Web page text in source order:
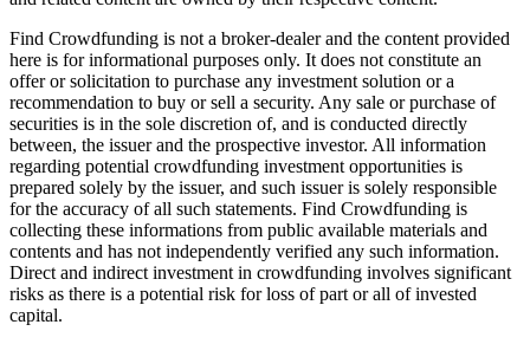
Find Crowdfunding is not a broker-dealer and the content provided
here is for informational purposes only. It does not constitute an
offer or solicitation to purchase any investment solution or a
recommendation to buy or sell a security. Any sale or purchase of
securities is in the sole discretion of, and is conducted directly
between, the issuer and the prospective investor. All information
regarding potential crowdfunding investment opportunities is
prepared solely by the issuer, and such issuer is solely responsible
for the accuracy of all such statements. Find Crowdfunding is
collecting these informations from public available materials and
contents and has not independently verified any such information.
Direct and indirect investment in crowdfunding involves significant
risks as there is a potential risk for loss of part or all of invested
capital.